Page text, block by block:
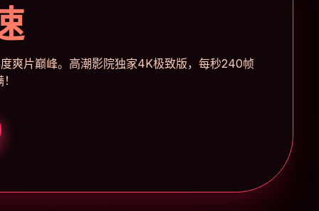
爽片巅峰。高潮影院独家4K极致版，每秒240帧